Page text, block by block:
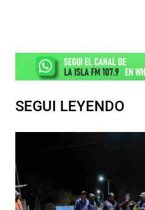
SEGUI LEYENDO